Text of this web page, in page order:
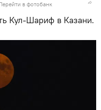
в фотобанк
Кул-Шариф в Казани.